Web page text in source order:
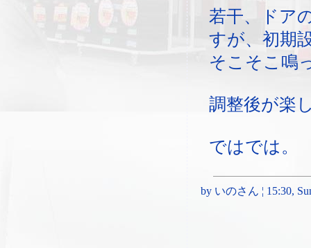
若干、ドア
すが、初期
そこそこ鳴
調整後が楽
ではでは。
by いのさん ¦ 15:30,